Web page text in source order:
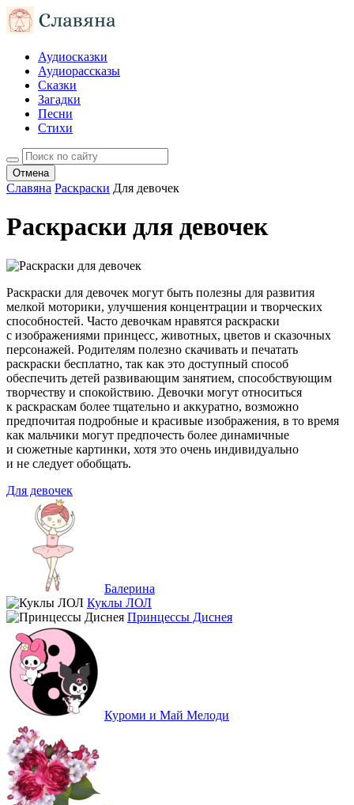
Аудиосказки
Аудиорассказы
Сказки
Загадки
Песни
Стихи
Отмена
Славяна Раскраски Для девочек
Раскраски для девочек
Раскраски для девочек могут быть полезны для развития
мелкой моторики, улучшения концентрации и творческих
способностей. Часто девочкам нравятся раскраски
с изображениями принцесс, животных, цветов и сказочных
персонажей. Родителям полезно скачивать и печатать
раскраски бесплатно, так как это доступный способ
обеспечить детей развивающим занятием, способствующим
творчеству и спокойствию. Девочки могут относиться
к раскраскам более тщательно и аккуратно, возможно
предпочитая подробные и красивые изображения, в то время
как мальчики могут предпочесть более динамичные
и сюжетные картинки, хотя это очень индивидуально
и не следует обобщать.
Для девочек
Балерина
Куклы ЛОЛ
Принцессы Диснея
Куроми и Май Мелоди